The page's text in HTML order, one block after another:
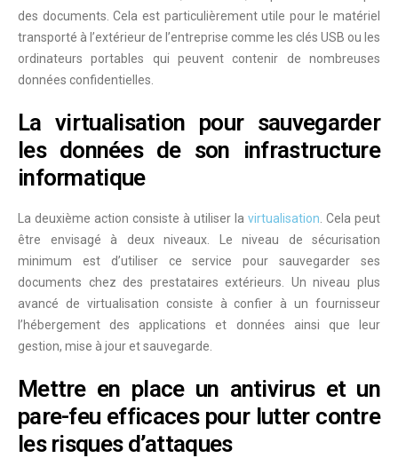
des documents. Cela est particulièrement utile pour le matériel
transporté à l’extérieur de l’entreprise comme les clés USB ou les
ordinateurs portables qui peuvent contenir de nombreuses
données confidentielles.
La virtualisation pour sauvegarder
les données de son infrastructure
informatique
La deuxième action consiste à utiliser la virtualisation . Cela peut
être envisagé à deux niveaux. Le niveau de sécurisation
minimum est d’utiliser ce service pour sauvegarder ses
documents chez des prestataires extérieurs. Un niveau plus
avancé de virtualisation consiste à confier à un fournisseur
l’hébergement des applications et données ainsi que leur
gestion, mise à jour et sauvegarde.
Mettre en place un antivirus et un
pare-feu efficaces pour lutter contre
les risques d’attaques